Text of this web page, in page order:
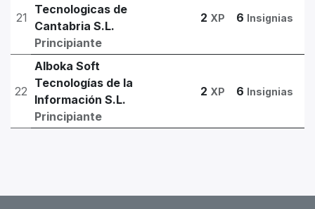
21
Tecnologicas de
Cantabria S.L.
Principiante
2 XP 6 Insignias
22
Alboka Soft
Tecnologías de la
Información S.L.
Principiante
2 XP 6 Insignias